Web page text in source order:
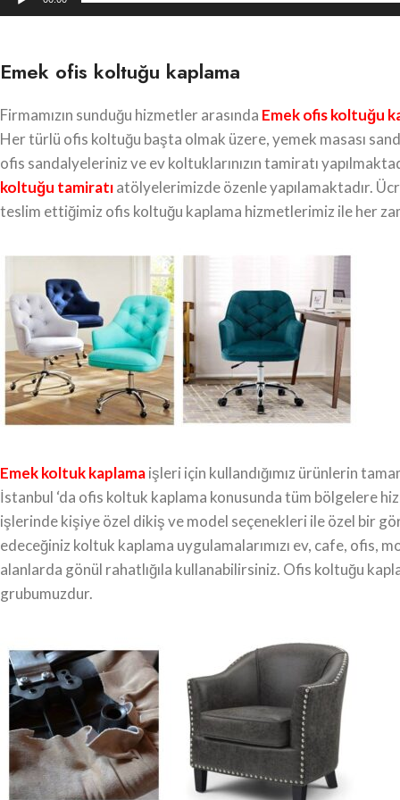
Emek ofis koltuğu kaplama
Firmamızın sunduğu hizmetler arasında Emekofis koltuğu
Her türlü ofis koltuğu başta olmak üzere, yemek masası
ofis sandalyeleriniz ve ev koltuklarınızın tamiratı
koltuğu tamiratıatölyelerimizde özenle yapılamaktadır.
teslim ettiğimiz ofis koltuğu kaplama hizmetlerimiz ile her
Emek koltuk kaplamaişleri için kullandığımız ürünlerin
İstanbul ‘da ofis koltuk kaplama konusunda tüm bölgelere
işlerinde kişiye özel dikiş ve model seçenekleri ile özel bir
edeceğiniz koltuk kaplama uygulamalarımızı ev, cafe, ofis,
alanlarda gönül rahatlığıla kullanabilirsiniz. Ofis koltuğu
grubumuzdur.